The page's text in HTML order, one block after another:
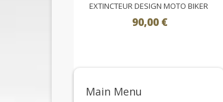
EXTINCTEUR DESIGN MOTO BIKER
90,00 €
Main Menu